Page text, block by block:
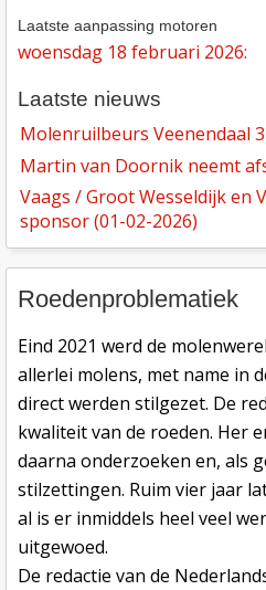
Laatste aanpassing motoren
woensdag 18 februari 2026:
Laatste nieuws
Molenruilbeurs Veenendaal
Martin van Doornik neemt
Vaags / Groot Wesseldijk en
sponsor (01-02-2026)
Roedenproblematiek
Eind 2021 werd de
allerlei molens, met name in
direct werden stilgezet. De
kwaliteit van de roeden. Her
daarna onderzoeken en, als
stilzettingen. Ruim vier jaar
al is er inmiddels heel veel
uitgewoed.
De redactie van de